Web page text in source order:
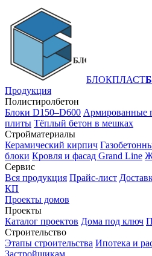
БЛОКПЛАСТ
Продукция
Полистиролбетон
Блоки D150–D600 Армированные
плиты Тёплый бетон в мешках
Стройматериалы
Керамический кирпич
блоки Кровля и фасад Grand Line
Сервис
Вся продукция Прайс-лист
КП
Проекты домов
Проекты
Каталог проектов Дома под ключ
Строительство
Этапы строительства Ипотека и
Застройщикам